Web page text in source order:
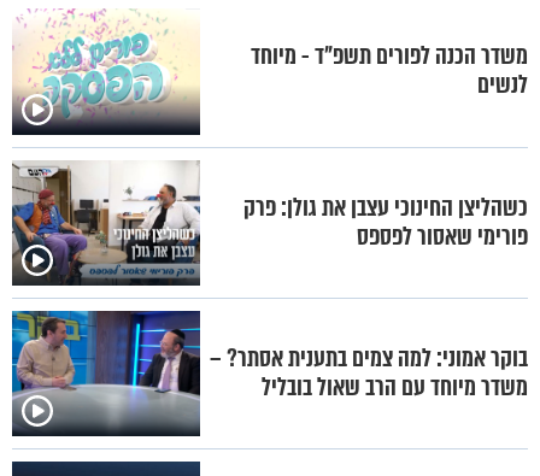
משדר הכנה לפורים תשפ"ד - מיוחד
לנשים
כשהליצן החינוכי עצבן את גולן: פרק
פורימי שאסור לפספס
בוקר אמוני: למה צמים בתענית אסתר? –
משדר מיוחד עם הרב שאול בובליל